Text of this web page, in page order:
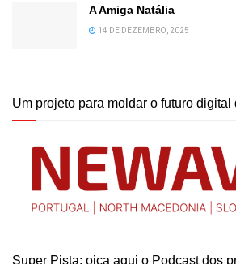
A Amiga Natália
14 DE DEZEMBRO, 2025
Um projeto para moldar o futuro digital
Super Pista: oiça aqui o Podcast dos